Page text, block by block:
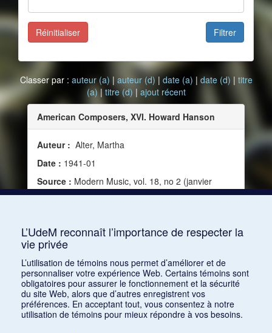
Filtrer
Réinitialiser
Classer par : auteur (a) | auteur (d) | date (a) | date (d) | titre
(a)| titre (d) | ajout récent
American Composers, XVI. Howard Hanson
Auteur : Alter, Martha
Date : 1941-01
Source : Modern Music, vol. 18, no 2 (janvier
1941)
L’UdeM reconnaît l’importance de respecter la
vie privée
L’utilisation de témoins nous permet d’améliorer et de
personnaliser votre expérience Web. Certains témoins sont
obligatoires pour assurer le fonctionnement et la sécurité
du site Web, alors que d’autres enregistrent vos
préférences. En acceptant tout, vous consentez à notre
utilisation de témoins pour mieux répondre à vos besoins.